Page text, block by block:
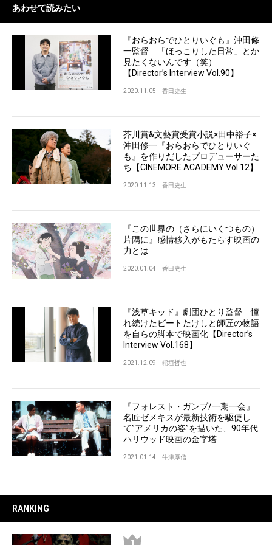
あわせて読みたい
『おらおらでひとりいぐも』沖田修
一監督 「ほっこりした日常」とか
見たくないんです（笑）
【Director’s Interview Vol.90】
2020.11.05 香田史生
芥川賞&文藝賞受賞小説×田中裕子×
沖田修一『おらおらでひとりいぐ
も』を作りだしたプロデューサーた
ち【CINEMORE ACADEMY Vol.12】
2020.11.13 香田史生
『この世界の（さらにいくつもの）
片隅に』感情移入がもたらす映画の
力とは
2020.01.04 香田史生
『浅草キッド』劇団ひとり監督 憧
れ続けたビートたけしと師匠の物語
を自らの脚本で映画化【Director’s
Interview Vol.168】
2021.12.09 稲垣哲也
『フォレスト・ガンプ/一期一会』
名匠ゼメキスが最新技術を駆使し
て”アメリカの姿”を描いた、90年代
ハリウッド映画の金字塔
2021.01.14 牛津厚信
RANKING